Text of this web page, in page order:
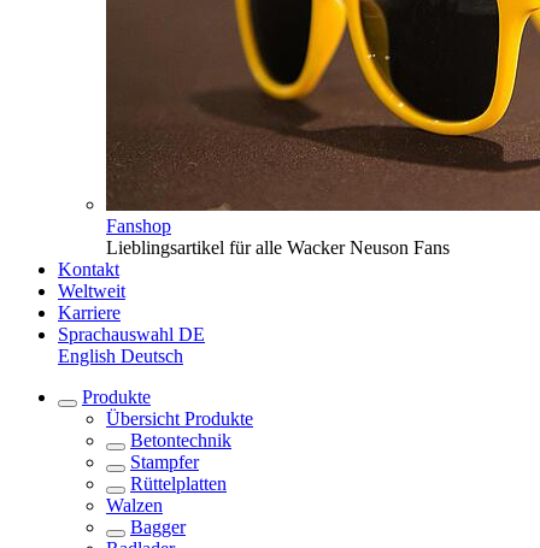
Fanshop
Lieblingsartikel für alle Wacker Neuson Fans
Kontakt
Weltweit
Karriere
Sprachauswahl DE
English Deutsch
Produkte
Übersicht Produkte
Betontechnik
Stampfer
Rüttelplatten
Walzen
Bagger